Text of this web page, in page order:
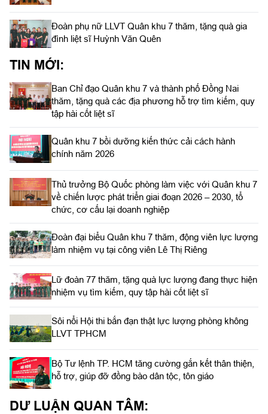
Đoàn phụ nữ LLVT Quân khu 7 thăm, tặng quà gia
đình liệt sĩ Huỳnh Văn Quên
TIN MỚI:
Ban Chỉ đạo Quân khu 7 và thành phố Đồng Nai
thăm, tặng quà các địa phương hỗ trợ tìm kiếm, quy
tập hài cốt liệt sĩ
Quân khu 7 bồi dưỡng kiến thức cải cách hành
chính năm 2026
Thủ trưởng Bộ Quốc phòng làm việc với Quân khu 7
về chiến lược phát triển giai đoạn 2026 – 2030, tổ
chức, cơ cấu lại doanh nghiệp
Đoàn đại biểu Quân khu 7 thăm, động viên lực lượng
làm nhiệm vụ tại công viên Lê Thị Riêng
Lữ đoàn 77 thăm, tặng quà lực lượng đang thực hiện
nhiệm vụ tìm kiếm, quy tập hài cốt liệt sĩ
Sôi nổi Hội thi bắn đạn thật lực lượng phòng không
LLVT TPHCM
Bộ Tư lệnh TP. HCM tăng cường gắn kết thân thiện,
hỗ trợ, giúp đỡ đồng bào dân tộc, tôn giáo
DƯ LUẬN QUAN TÂM: